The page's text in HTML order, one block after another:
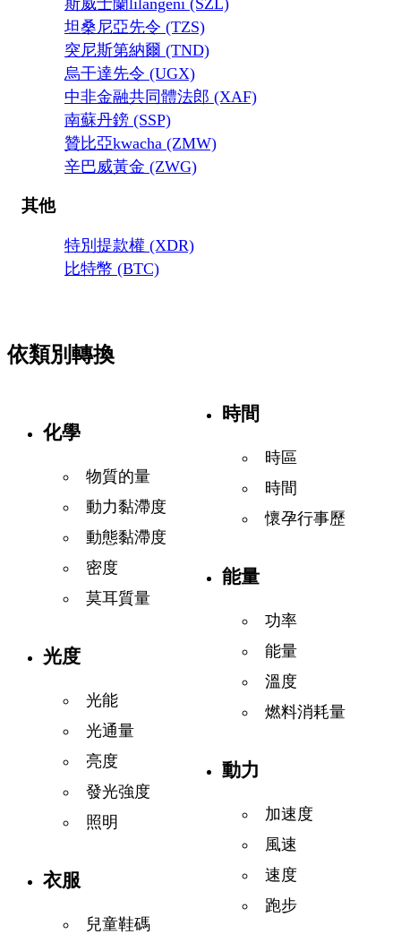
斯威士蘭lilangeni (SZL)
坦桑尼亞先令 (TZS)
突尼斯第納爾 (TND)
烏干達先令 (UGX)
中非金融共同體法郎 (XAF)
南蘇丹鎊 (SSP)
贊比亞kwacha (ZMW)
辛巴威黃金 (ZWG)
其他
特別提款權 (XDR)
比特幣 (BTC)
依類別轉換
化學
物質的量
動力黏滯度
動態黏滯度
密度
莫耳質量
光度
光能
光通量
亮度
發光強度
照明
衣服
兒童鞋碼
時間
時區
時間
懷孕行事歷
能量
功率
能量
溫度
燃料消耗量
動力
加速度
風速
速度
跑步